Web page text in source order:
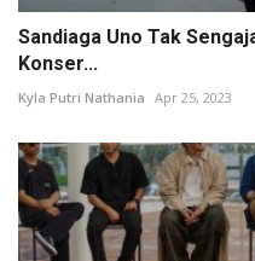
Sandiaga Uno Tak
Konser...
Kyla Putri Nathania Apr 25, 2023